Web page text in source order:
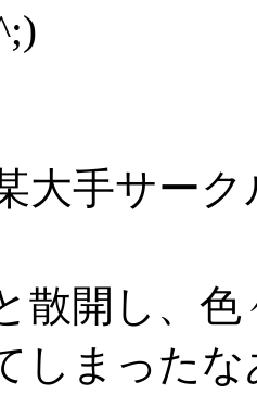
大手サー
散開し、色
しまった